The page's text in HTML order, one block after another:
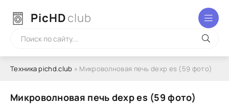
PicHDclub
Техника pichd.club » Микроволновая печь dexp es (59 фото)
Микроволновая печь dexp es (59 фото)